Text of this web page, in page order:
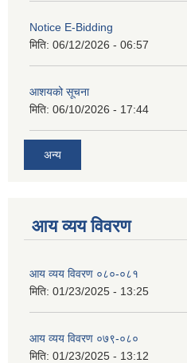
Notice E-Bidding
मिति: 06/12/2026 - 06:57
आशयको सूचना
मिति: 06/10/2026 - 17:44
अन्य
आय व्यय विवरण
आय व्यय विवरण ०८०-०८१
मिति: 01/23/2025 - 13:25
आय व्यय विवरण ०७९-०८०
मिति: 01/23/2025 - 13:12